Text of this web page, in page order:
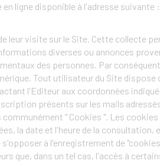
ligne disponible à l'adresse
leur visite sur le Site. Cette collecte
diverses ou annonces
des personnes. Par
Tout utilisateur du Site
l'Editeur aux coordonnées
présents sur les mails
" Cookies ". Les
la date et l'heure de la
à l'enregistrement de
que, dans un tel cas, l'accès à